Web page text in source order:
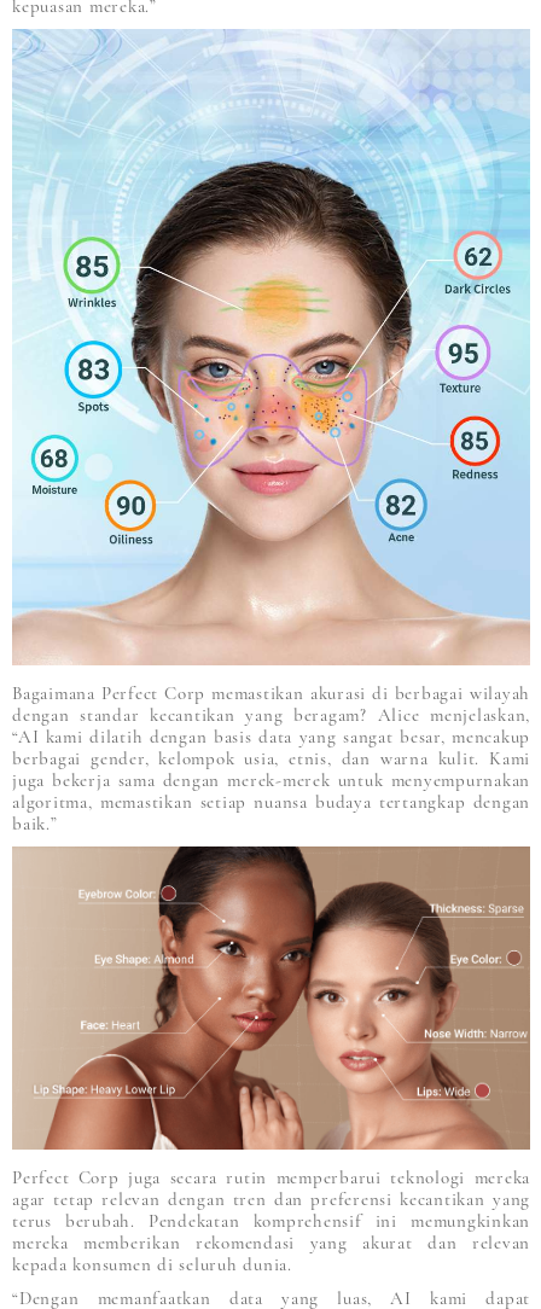
kepuasan mereka.”
Bagaimana Perfect Corp memastikan akurasi di berbagai wilayah
dengan standar kecantikan yang beragam? Alice menjelaskan,
“AI kami dilatih dengan basis data yang sangat besar, mencakup
berbagai gender, kelompok usia, etnis, dan warna kulit. Kami
juga bekerja sama dengan merek-merek untuk menyempurnakan
algoritma, memastikan setiap nuansa budaya tertangkap dengan
baik.”
Perfect Corp juga secara rutin memperbarui teknologi mereka
agar tetap relevan dengan tren dan preferensi kecantikan yang
terus berubah. Pendekatan komprehensif ini memungkinkan
mereka memberikan rekomendasi yang akurat dan relevan
kepada konsumen di seluruh dunia.
“Dengan memanfaatkan data yang luas, AI kami dapat